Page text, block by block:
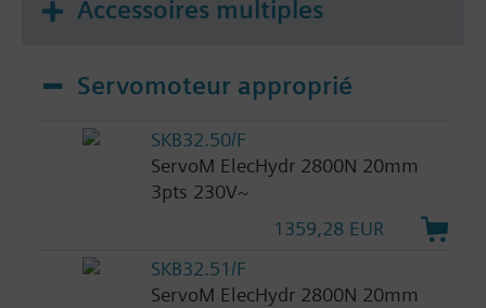
Accessoires multiples
Servomoteur approprié
SKB32.50/F
ServoM ElecHydr 2800N 20mm
3pts 230V~
1359,28 EUR
SKB32.51/F
ServoM ElecHydr 2800N 20mm